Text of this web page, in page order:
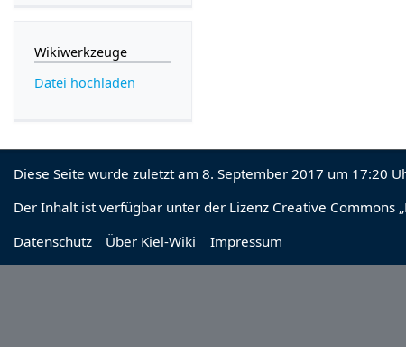
Wikiwerkzeuge
Datei hochladen
Diese Seite wurde zuletzt am 8. September 2017 um 17:20
Der Inhalt ist verfügbar unter der Lizenz Creative Commons
Datenschutz
Über Kiel-Wiki Impressum